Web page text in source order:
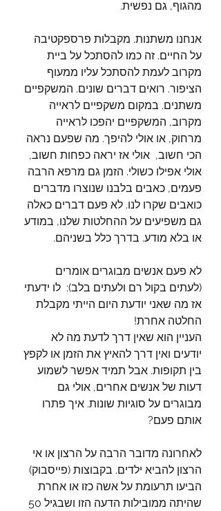
מהגוף, גם נפשית.
אנחנו משתנות. מקבלות פרספקטיבה
על החיים. זה כמו להסתכל על ביית
מקרוב לעמת להסתכל עליו ממעוף
הציפור. רואים דברים שונים. המשקפיים
משתנים. במקום משקפיים לראייה
מקרוב, המשקפיים יהפכו לראייה
מרחוק, או אולי להיפך. מה שפעם נראה
הכי חשוב,  אולי אז יראה כפחות חשוב,
אולי אפילו כשולי. הזמן גם מרפא הרבה
פעמים, כאבים בלבנו שנוצרו מדברים
כואבים שקרו לנו. לא פעם דברים כאלה
גם משפיעים על ההחלטות שלנו, במודע
או בלא מודע. בדרך כלל בשניהם.
לא פעם אנשים מבוגרים אומרים
(לעתים בקול רם ולעתים בלב):  לו ידעתי
אז מה שאני יודעת היום הייתי מקבלת
החלטה אחרת!
העניין הוא שאין דרך לדעת מה לא
יודעים ואין דרך להאיץ את הזמן או לקפץ
בין תקופות. אבל תמיד אפשר לשמוע
דעות של אנשים אחרים, אולי גם
מבוגרים על סוגיות שונות. איך פתרו
אותם פעם?
לאחרונה מדובר הרבה על הרצון או אי
הרצון להביא ילדים. בקבוצות (פייסבוק)
הביעו תרעומת על אשה כזו או אחרת